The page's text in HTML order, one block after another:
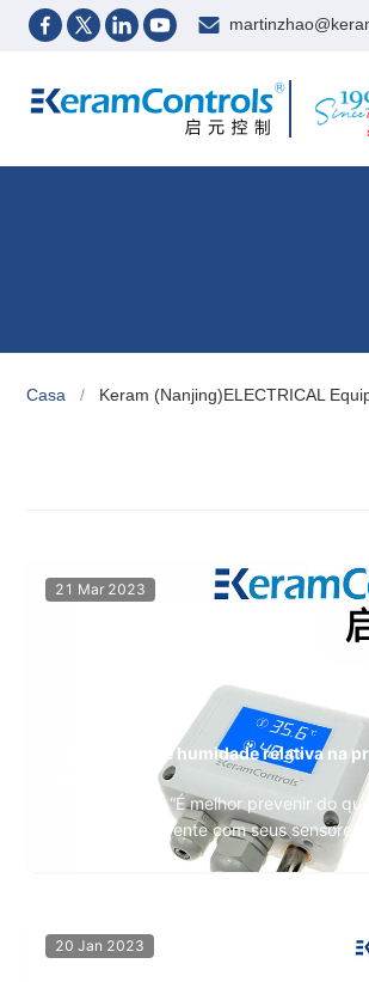
Casa / Keram (Nanjing)ELECTRICAL
21 Mar 2023
Temperatura e humidade relativa na
Há um ditado: “É melhor prevenir do
isso não é diferente com seus sensores
equipamentos de estufa/agricultura
proativamente a pressão, temperatura...
20 Jan 2023